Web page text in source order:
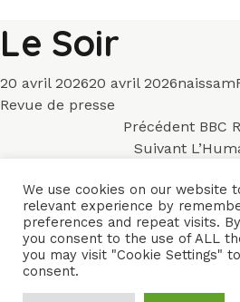
Le Soir
Publié
le
20 avril 202620 avril 2026Auteur
naissam
Revue de presse
Navigation
l’article
Précédent BBC
Suivant Article
HOME BANDS CONCERTS
PRESS
We use cookies on our website
relevant experience by
preferences and repeat visits.
you consent to the use of ALL
you may visit "Cookie Settings"
consent.